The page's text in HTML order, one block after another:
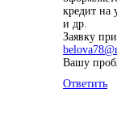
кредит на
и др.
Заявку
Вашу
Ответить